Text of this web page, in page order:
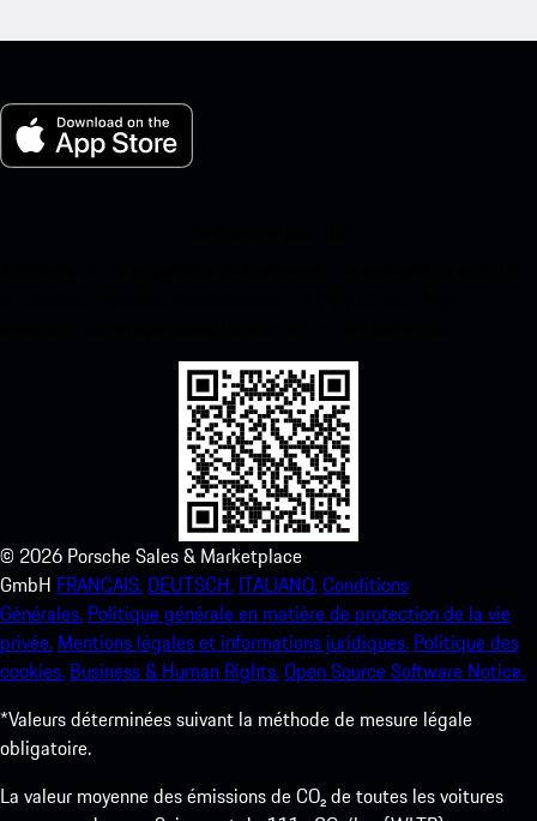
© 2026 Porsche Sales & Marketplace
GmbH FRANCAIS. DEUTSCH. ITALIANO.Conditions
Générales. Politique générale en matière de protection de la vie
privée. Mentions légales et informations juridiques. Politique des
cookies. Business & Human Rights.Open Source Software Notice.
*Valeurs déterminées suivant la méthode de mesure légale
obligatoire.
La valeur moyenne des émissions de CO₂ de toutes les voitures